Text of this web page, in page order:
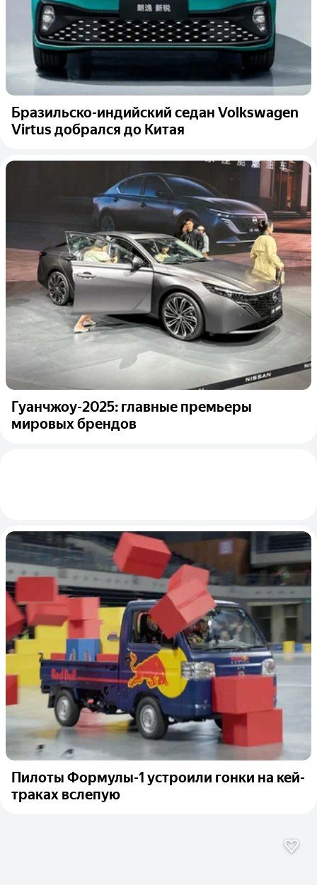
Бразильско-индийский седан Volkswagen
Virtus добрался до Китая
Гуанчжоу-2025: главные премьеры
мировых брендов
Пилоты Формулы-1 устроили гонки на кей-
траках вслепую